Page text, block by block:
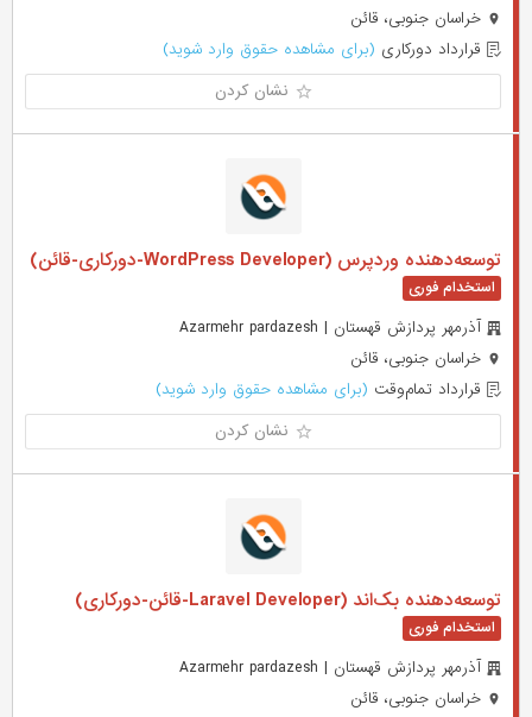
خراسان جنوبی، قائن
قرارداد دورکاری (برای مشاهده حقوق وارد شوید)
نشان کردن
توسعه‌دهنده وردپرس (WordPress Developer-دورکاری-قائن)
آذرمهر پردازش قهستان | Azarmehr pardazesh
خراسان جنوبی، قائن
قرارداد تمام‌وقت (برای مشاهده حقوق وارد شوید)
نشان کردن
توسعه‌دهنده بک‌اند (Laravel Developer-قائن-دورکاری)
آذرمهر پردازش قهستان | Azarmehr pardazesh
خراسان جنوبی، قائن